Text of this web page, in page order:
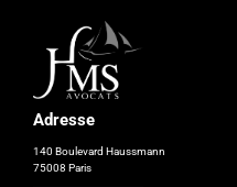
Adresse
140 Boulevard Haussmann
75008 Paris